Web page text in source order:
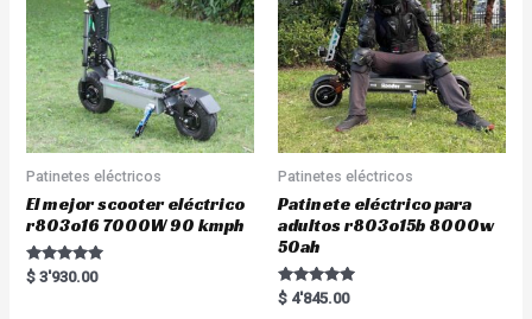
Patinetes eléctricos
El mejor scooter eléctrico
r803o16 7000W 90 kmph
Rated
5.00
$ 3'930.00
Patinetes eléctricos
Patinete eléctrico para
adultos r803o15b 8000w
50ah
Rated
5.00
$ 4'845.00